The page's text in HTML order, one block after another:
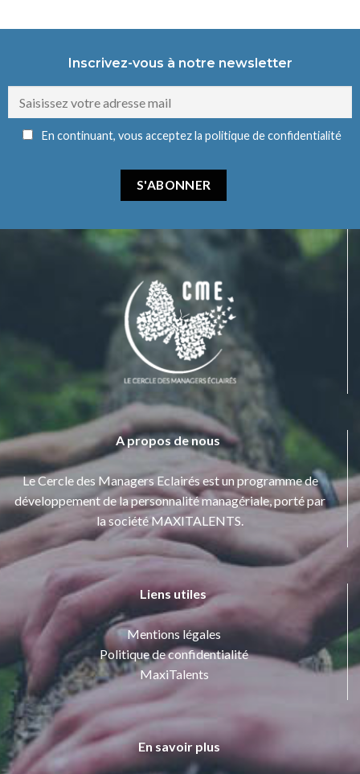
Inscrivez-vous à notre newsletter
En continuant, vous acceptez la politique de confidentialité
A propos de nous
Le Cercle des Managers Eclairés est un programme de
développement de la personnalité managériale, porté par
la société MAXITALENTS.
Liens utiles
Mentions légales
Politique de confidentialité
MaxiTalents
En savoir plus